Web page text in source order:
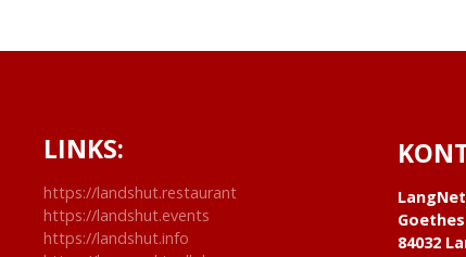
LINKS:
https://landshut.restaurant
https://landshut.events
https://landshut.info
LangNet
84032